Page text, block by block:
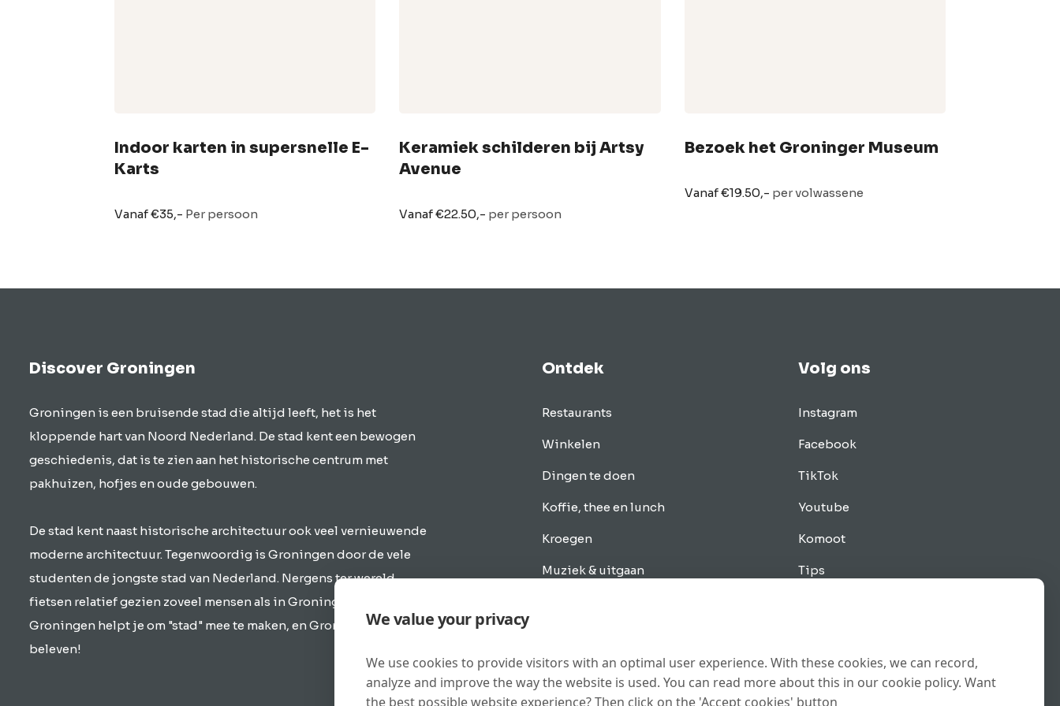
Indoor karten in supersnelle E-
Karts
Vanaf €35,- Per persoon
Keramiek schilderen bij Artsy
Avenue
Vanaf €22.50,- per persoon
Bezoek het Groninger Museum
Vanaf €19.50,- per volwassene
Discover Groningen
Groningen is een bruisende stad die altijd leeft, het is het
kloppende hart van Noord Nederland. De stad kent een bewogen
geschiedenis, dat is te zien aan het historische centrum met
pakhuizen, hofjes en oude gebouwen.
De stad kent naast historische architectuur ook veel vernieuwende
moderne architectuur. Tegenwoordig is Groningen door de vele
studenten de jongste stad van Nederland. Nergens ter wereld
fietsen relatief gezien zoveel mensen als in Groningen. Discover
Groningen helpt je om "stad" mee te maken, en Groningen te
beleven!
Ontdek
Restaurants
Winkelen
Dingen te doen
Koffie, thee en lunch
Kroegen
Muziek & uitgaan
Nieuwbouw
Kramen
Volg ons
Instagram
Facebook
TikTok
Youtube
Komoot
Tips
We value your privacy
We use cookies to provide visitors with an optimal user experience. With these cookies, we can record,
analyze and improve the way the website is used. You can read more about this in our cookie policy. Want
the best possible website experience? Then click on the 'Accept cookies' button